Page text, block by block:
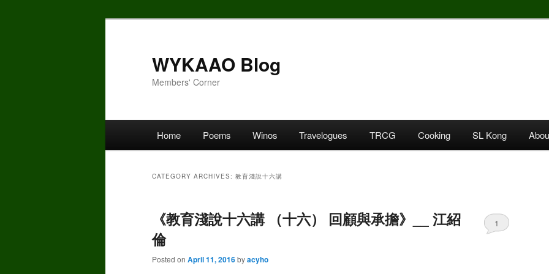
WYKAAO Blog
Members' Corner
Home Poems Winos Travelogues TRCG Cooking SL Kong
CATEGORY ARCHIVES: 教育淺說十六講
《教育淺說十六講 （十六） 回顧與承擔》__ 江紹
倫
Posted on April 11, 2016byacyho
1